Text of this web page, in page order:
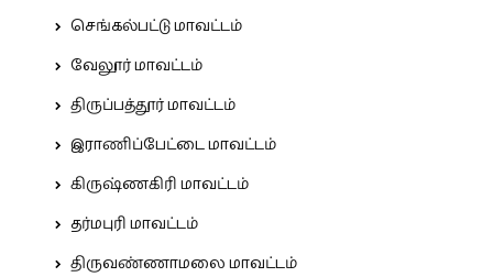
செங்கல்பட்டு மாவட்டம்
வேலூர் மாவட்டம்
திருப்பத்தூர் மாவட்டம்
இராணிப்பேட்டை மாவட்டம்
கிருஷ்ணகிரி மாவட்டம்
தர்மபுரி மாவட்டம்
திருவண்ணாமலை மாவட்டம்